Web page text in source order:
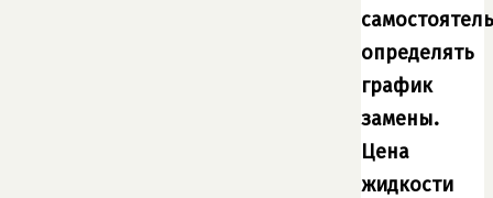
определять
график
замены.
Цена
жидкости